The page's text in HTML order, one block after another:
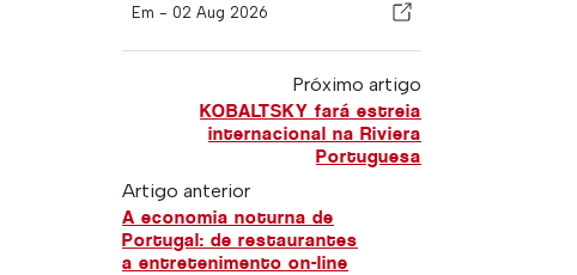
Em - 02 Aug 2026
Próximo artigo
KOBALTSKY fará estreia
internacional na Riviera
Portuguesa
Artigo anterior
A economia noturna de
Portugal: de restaurantes
a entretenimento on-line